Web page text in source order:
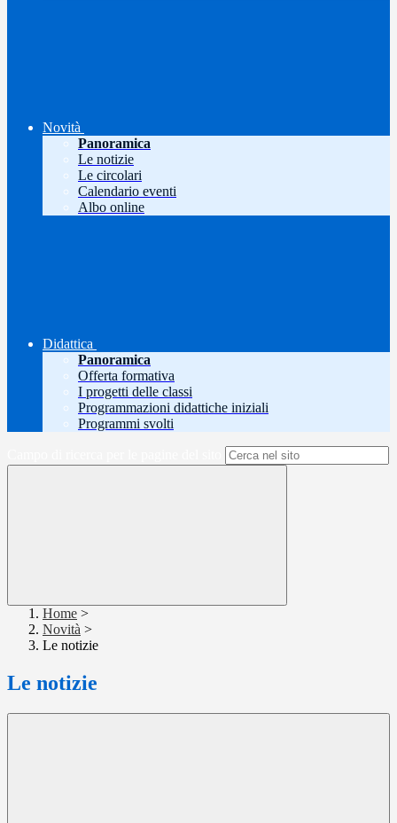
Novità
Panoramica
Le notizie
Le circolari
Calendario eventi
Albo online
Didattica
Panoramica
Offerta formativa
I progetti delle classi
Programmazioni didattiche iniziali
Programmi svolti
Home >
Novità >
Le notizie
Le notizie